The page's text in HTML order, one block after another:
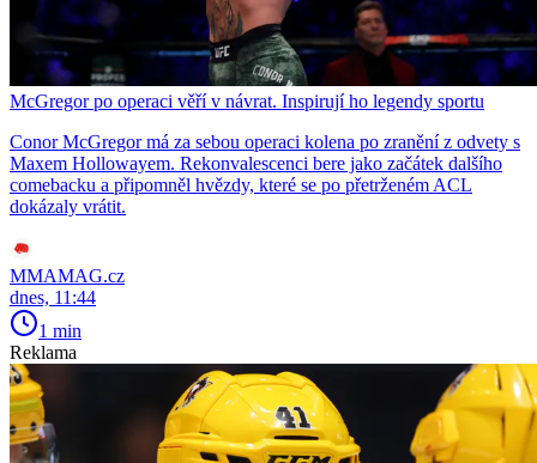
McGregor po operaci věří v návrat. Inspirují ho legendy sportu
Conor McGregor má za sebou operaci kolena po zranění z odvety s
Maxem Hollowayem. Rekonvalescenci bere jako začátek dalšího
comebacku a připomněl hvězdy, které se po přetrženém ACL
dokázaly vrátit.
MMAMAG.cz
dnes, 11:44
1 min
Reklama